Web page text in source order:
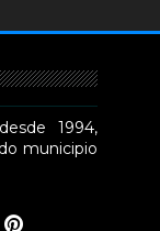
1994,
municipio